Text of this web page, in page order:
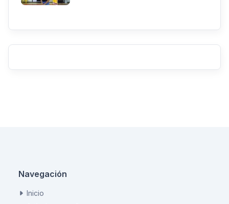
Navegación
Inicio